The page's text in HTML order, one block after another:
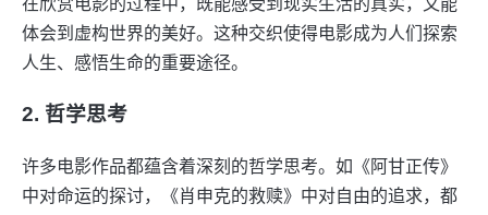
体会到虚构世界的美好。这种交织使得电影成为人们探索
人生、感悟生命的重要途径。
2. 哲学思考
许多电影作品都蕴含着深刻的哲学思考。如《阿甘正传》
中对命运的探讨，《肖申克的救赎》中对自由的追求，都